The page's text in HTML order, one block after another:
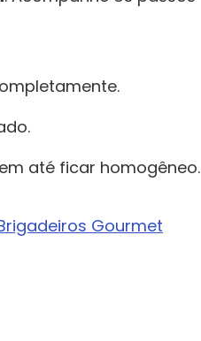
até ficar homogêneo.
Gourmet